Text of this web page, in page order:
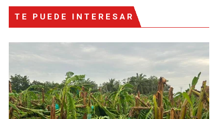
TE PUEDE INTERESAR